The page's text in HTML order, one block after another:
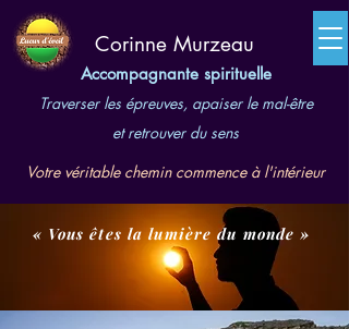
​Corinne Murzeau
Accompagnante spirituelle
Traverser les épreuves, apaiser le mal-être
et retrouver du sens
Votre véritable chemin commence à l'intérieur
« Vous êtes la lumière du monde »